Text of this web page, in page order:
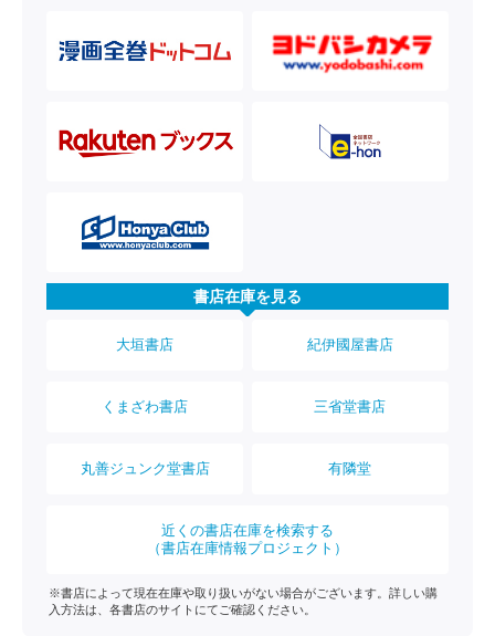
書店在庫を見る
大垣書店 紀伊國屋書店
くまざわ書店 三省堂書店
丸善ジュンク堂書店 有隣堂
近くの書店在庫を検索する
（書店在庫情報プロジェクト）
※書店によって現在在庫や取り扱いがない場合がございます。詳しい購
入方法は、各書店のサイトにてご確認ください。